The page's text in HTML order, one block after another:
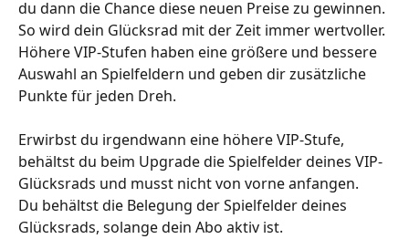
du dann die Chance diese neuen Preise zu gewinnen.
So wird dein Glücksrad mit der Zeit immer wertvoller.
Höhere VIP-Stufen haben eine größere und bessere
Auswahl an Spielfeldern und geben dir zusätzliche
Punkte für jeden Dreh.
Erwirbst du irgendwann eine höhere VIP-Stufe,
behältst du beim Upgrade die Spielfelder deines VIP-
Glücksrads und musst nicht von vorne anfangen.
Du behältst die Belegung der Spielfelder deines
Glücksrads, solange dein Abo aktiv ist.